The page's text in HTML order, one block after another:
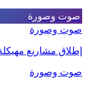
صوت وصورة
صوت وصورة
إطلاق مشاريع
صوت وصورة